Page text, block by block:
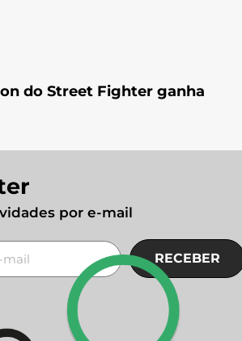
do Street Fighter ganha
por e-mail
RECEBER